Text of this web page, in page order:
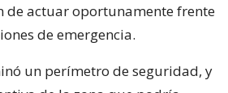
de actuar oportunamente frente
de emergencia.
un perímetro de seguridad, y